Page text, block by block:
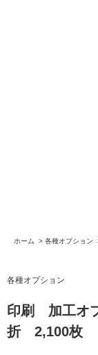
ホーム > 各種オプション
各種オプション
印刷 加工オ
折 2,100枚